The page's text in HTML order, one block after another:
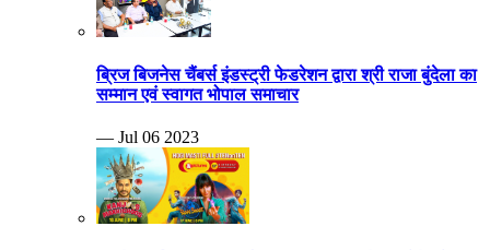
ब्रिज बिजनेस चैंबर्स इंडस्ट्री फेडरेशन द्वारा श्री राजा बुंदेला का
सम्मान एवं स्वागत भोपाल समाचार
— Jul 06 2023